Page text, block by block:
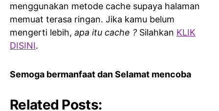
menggunakan metode cache supaya halaman
memuat terasa ringan. Jika kamu belum
mengerti lebih, apa itu cache ? Silahkan KLIK
DISINI.
Semoga bermanfaat dan Selamat mencoba
Related Posts: